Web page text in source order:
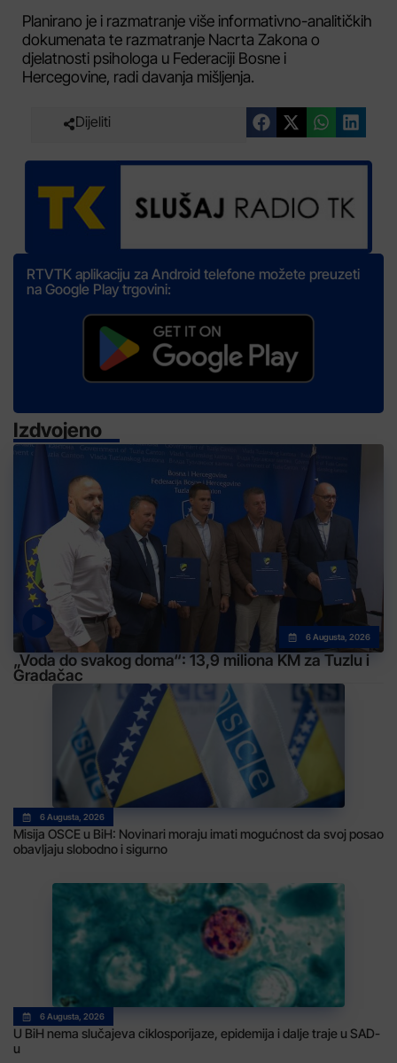
Planirano je i razmatranje više informativno-analitičkih
dokumenata te razmatranje Nacrta Zakona o
djelatnosti psihologa u Federaciji Bosne i
Hercegovine, radi davanja mišljenja.
Dijeliti
RTVTK aplikaciju za Android telefone možete preuzeti
na Google Play trgovini:
Izdvojeno
6 Augusta, 2026
„Voda do svakog doma“: 13,9 miliona KM za Tuzlu i
Gradačac
6 Augusta, 2026
Misija OSCE u BiH: Novinari moraju imati mogućnost da svoj posao
obavljaju slobodno i sigurno
6 Augusta, 2026
U BiH nema slučajeva ciklosporijaze, epidemija i dalje traje u SAD-
u